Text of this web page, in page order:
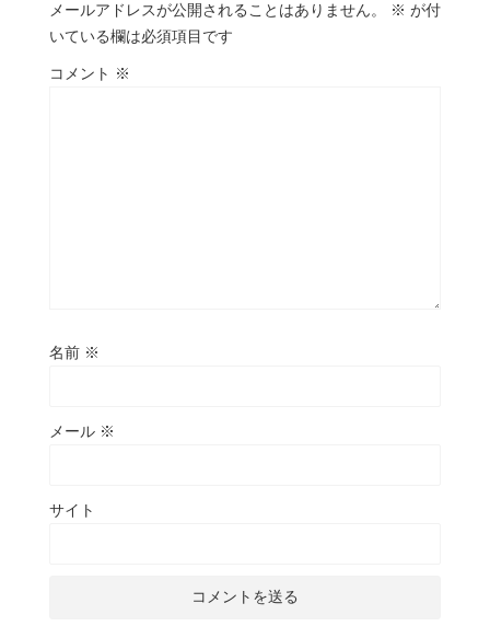
メールアドレスが公開されることはありません。 ※ が付
いている欄は必須項目です
コメント ※
名前 ※
メール ※
サイト